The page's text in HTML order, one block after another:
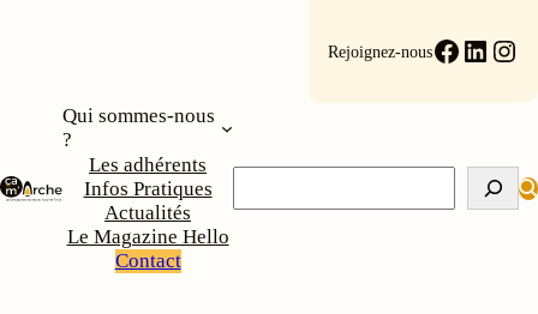
Rejoignez-nous
Qui sommes-nous
?
Les adhérents
Infos Pratiques
Actualités
Le Magazine Hello
Contact